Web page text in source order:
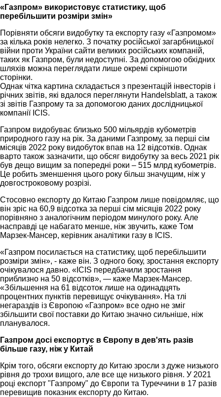
«Газпром» використовує статистику, щоб
перебільшити розміри змін»
Порівняти обсяги видобутку та експорту газу «Газпромом»
за кілька років нелегко. З початку російської загарбницької
війни проти України сайти великих російських компаній,
таких як Газпром, були недоступні. За допомогою обхідних
шляхів можна переглядати лише окремі скріншоти
сторінки.
Однак чітка картина складається з презентацій інвесторів і
річних звітів, які вдалося переглянути Handelsblatt, а також
зі звітів Газпрому та за допомогою даних дослідницької
компанії ICIS.
Газпром видобуває близько 500 мільярдів кубометрів
природного газу на рік. За даними Газпрому, за перші сім
місяців 2022 року видобуток впав на 12 відсотків. Однак
варто також зазначити, що обсяг видобутку за весь 2021 рік
був дещо вищим за попередні роки – 515 млрд кубометрів.
Це робить зменшення цього року більш значущим, ніж у
довгостроковому розрізі.
Стосовно експорту до Китаю Газпром лише повідомляє, що
він зріс на 60,9 відсотка за перші сім місяців 2022 року
порівняно з аналогічним періодом минулого року. Але
насправді це набагато менше, ніж звучить, каже Том
Марзек-Мансер, керівник аналітики газу в ICIS.
«Газпром посилається на статистику, щоб перебільшити
розміри змін», - каже він. З одного боку, зростання експорту
очікувалося давно. «ICIS передбачили зростання
приблизно на 50 відсотків», — каже Марзек-Мансер.
«Збільшення на 61 відсоток лише на одинадцять
процентних пунктів перевищує очікування». На тлі
негараздів із Європою «Газпром» все одно не зміг
збільшити свої поставки до Китаю значно сильніше, ніж
планувалося.
Газпром досі експортує в Європу в дев'ять разів
більше газу, ніж у Китай
Крім того, обсяги експорту до Китаю зросли з дуже низького
рівня до трохи вищого, але все ще низького рівня. У 2021
році експорт "Газпрому" до Європи та Туреччини в 17 разів
перевищив показник експорту до Китаю.